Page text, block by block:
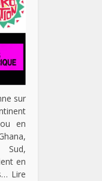
sur
en
Sud,
en
Lire